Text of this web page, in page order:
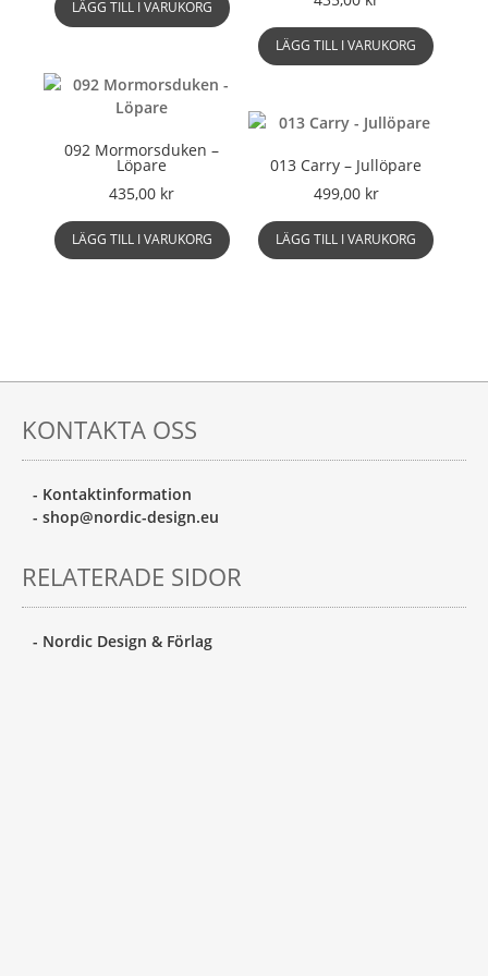
på
produktsidan
kan
väljas
LÄGG TILL I VARUKORG
LÄGG TILL I VARUKORG
092 Mormorsduken –
Löpare
435,00 kr
LÄGG TILL I VARUKORG
013 Carry – Jullöpare
499,00 kr
LÄGG TILL I VARUKORG
KONTAKTA OSS
- Kontaktinformation
- shop@nordic-design.eu
RELATERADE SIDOR
- Nordic Design & Förlag